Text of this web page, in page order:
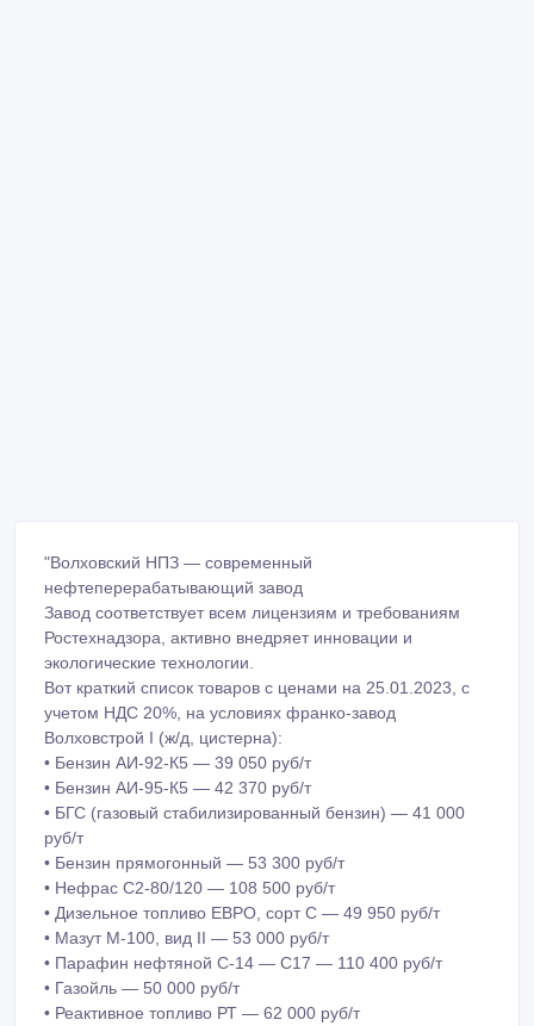
"Волховский НПЗ — современный
нефтеперерабатывающий завод
Завод соответствует всем лицензиям и требованиям
Ростехнадзора, активно внедряет инновации и
экологические технологии.
Вот краткий список товаров с ценами на 25.01.2023, с
учетом НДС 20%, на условиях франко-завод
Волховстрой I (ж/д, цистерна):
• Бензин АИ-92-К5 — 39 050 руб/т
• Бензин АИ-95-К5 — 42 370 руб/т
• БГС (газовый стабилизированный бензин) — 41 000
руб/т
• Бензин прямогонный — 53 300 руб/т
• Нефрас С2-80/120 — 108 500 руб/т
• Дизельное топливо ЕВРО, сорт C — 49 950 руб/т
• Мазут М-100, вид II — 53 000 руб/т
• Парафин нефтяной С-14 — С17 — 110 400 руб/т
• Газойль — 50 000 руб/т
• Реактивное топливо РТ — 62 000 руб/т